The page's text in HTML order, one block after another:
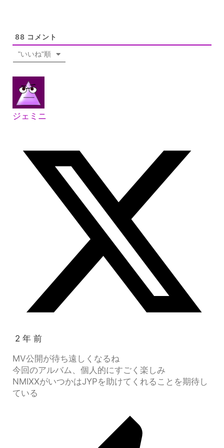
88 コメント
"いいね"順
ジェミニ
2 年 前
MV公開が待ち遠しくなるね
今回のアルバム、個人的にすごく楽しみ
NMIXXがいつかはJYPを助けてくれることを期待し
ている